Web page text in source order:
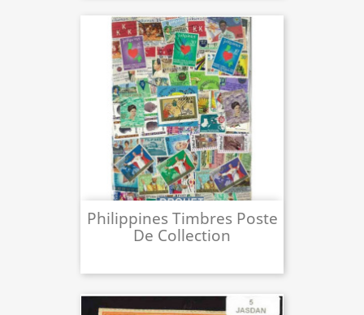
Philippines Timbres Poste
De Collection